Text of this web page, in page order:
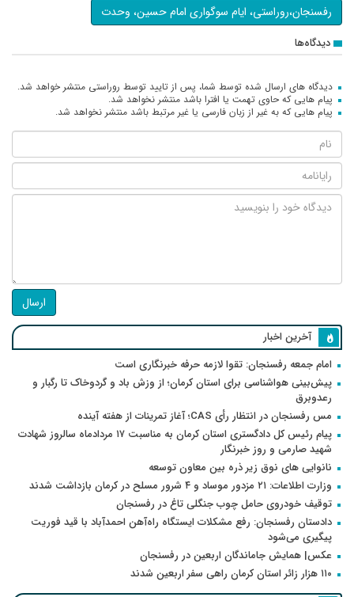
رفسنجان،روراستی، ایام سوگواری امام حسین، وحدت
دیدگاه‌ها
دیدگاه های ارسال شده توسط شما، پس از تایید توسط روراستی منتشر خواهد شد.
پیام هایی که حاوی تهمت یا افترا باشد منتشر نخواهد شد.
پیام هایی که به غیر از زبان فارسی یا غیر مرتبط باشد منتشر نخواهد شد.
ارسال
آخرین اخبار
امام جمعه رفسنجان: تقوا لازمه حرفه خبرنگاری است
پیش‌بینی هواشناسی برای استان کرمان؛ از وزش باد و گردوخاک تا رگبار و
رعدوبرق
مس رفسنجان در انتظار رأی CAS؛ آغاز تمرینات از هفته آینده
پیام رئیس کل دادگستری استان کرمان به مناسبت ۱۷ مردادماه سالروز شهادت
شهید صارمی و روز خبرنگار
نانوایی های نوق زیر ذره بین معاون توسعه
وزارت اطلاعات: ۲۱ مزدور موساد و ۴ شرور مسلح در کرمان بازداشت شدند
توقیف خودروی حامل چوب جنگلی تاغ در رفسنجان
دادستان رفسنجان: رفع مشکلات ایستگاه راه‌آهن احمدآباد با قید فوریت
پیگیری می‌شود
عکس| همایش جاماندگان اربعین در رفسنجان
۱۱۰ هزار زائر استان کرمان راهی سفر اربعین شدند